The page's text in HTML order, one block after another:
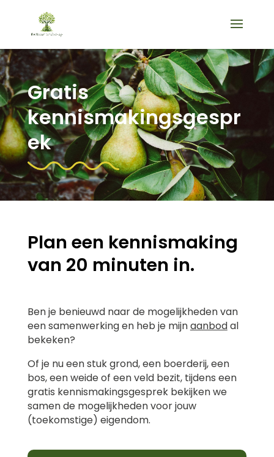
Gratis
kennismakingsgespr
ek
Plan een kennismaking
van 20 minuten in.
Ben je benieuwd naar de mogelijkheden van
een samenwerking en heb je mijnaanbodal
bekeken?
Of je nu een stuk grond, een boerderij, een
bos, een weide of een veld bezit, tijdens een
gratis kennismakingsgesprek bekijken we
samen de mogelijkheden voor jouw
(toekomstige) eigendom.